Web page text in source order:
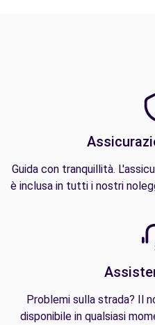
Guida con tranquillità.
è inclusa in tutti i nostri
Problemi sulla strada? Il
disponibile in qualsiasi